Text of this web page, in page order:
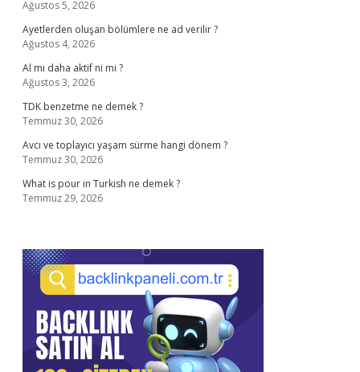
Ağustos 5, 2026
Ayetlerden oluşan bölümlere ne ad verilir ?
Ağustos 4, 2026
Al mı daha aktif ni mi ?
Ağustos 3, 2026
TDK benzetme ne demek ?
Temmuz 30, 2026
Avcı ve toplayıcı yaşam sürme hangi dönem ?
Temmuz 30, 2026
What is pour in Turkish ne demek ?
Temmuz 29, 2026